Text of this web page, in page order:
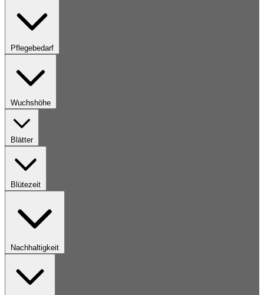
Pflegebedarf
Wuchshöhe
Blätter
Blütezeit
Nachhaltigkeit